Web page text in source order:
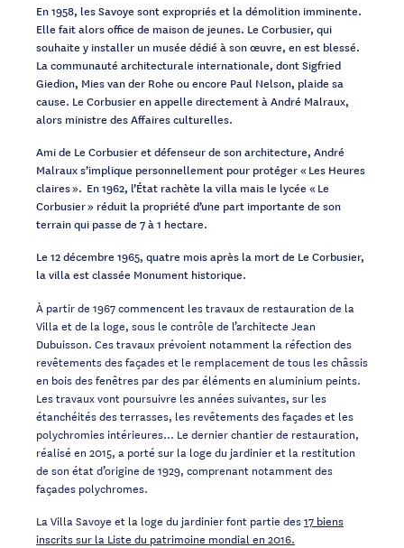
En 1958, les Savoye sont expropriés et la démolition imminente.
Elle fait alors office de maison de jeunes. Le Corbusier, qui
souhaite y installer un musée dédié à son œuvre, en est blessé.
La communauté architecturale internationale, dont Sigfried
Giedion, Mies van der Rohe ou encore Paul Nelson, plaide sa
cause. Le Corbusier en appelle directement à André Malraux,
alors ministre des Affaires culturelles.
Ami de Le Corbusier et défenseur de son architecture, André
Malraux s’implique personnellement pour protéger « Les Heures
claires ». En 1962, l’État rachète la villa mais le lycée « Le
Corbusier » réduit la propriété d’une part importante de son
terrain qui passe de 7 à 1 hectare.
Le 12 décembre 1965, quatre mois après la mort de Le Corbusier,
la villa est classée Monument historique.
À partir de 1967 commencent les travaux de restauration de la
Villa et de la loge, sous le contrôle de l’architecte Jean
Dubuisson. Ces travaux prévoient notamment la réfection des
revêtements des façades et le remplacement de tous les châssis
en bois des fenêtres par des par éléments en aluminium peints.
Les travaux vont poursuivre les années suivantes, sur les
étanchéités des terrasses, les revêtements des façades et les
polychromies intérieures… Le dernier chantier de restauration,
réalisé en 2015, a porté sur la loge du jardinier et la restitution
de son état d’origine de 1929, comprenant notamment des
façades polychromes.
La Villa Savoye et la loge du jardinier font partie des17 biens
inscrits sur la Liste du patrimoine mondial en 2016.